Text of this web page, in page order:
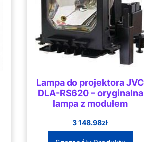
Lampa do projektora JVC
DLA-RS620 – oryginalna
lampa z modułem
3 148.98zł